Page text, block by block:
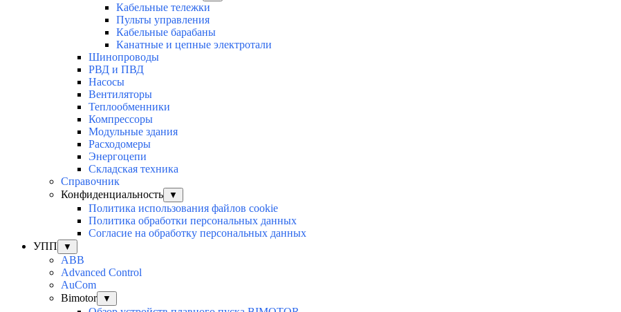
Кабельные тележки
Пульты управления
Кабельные барабаны
Канатные и цепные электротали
Шинопроводы
РВД и ПВД
Насосы
Вентиляторы
Теплообменники
Компрессоры
Модульные здания
Расходомеры
Энергоцепи
Складская техника
Справочник
Конфиденциальность
▼
Политика использования файлов cookie
Политика обработки персональных данных
Согласие на обработку персональных данных
УПП
▼
ABB
Advanced Control
AuСom
Bimotor
▼